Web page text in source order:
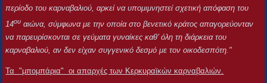
περίοδο του καρναβαλιού, αρκεί να υπομιμνηστεί σχετική απόφαση του
14ου αιώνα, σύμφωνα με την οποία στο βενετικό κράτος απαγορεύονταν
να παρευρίσκονται σε γεύματα γυναίκες καθ’ όλη τη διάρκεια του
καρναβαλιού, αν δεν είχαν συγγενικό δεσμό με τον οικοδεσπότη."
Τα"μπομπάρια" οι απαρχές των Κερκυραϊκών καρναβαλιών.